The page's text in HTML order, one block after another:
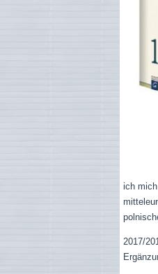
ich
2017/